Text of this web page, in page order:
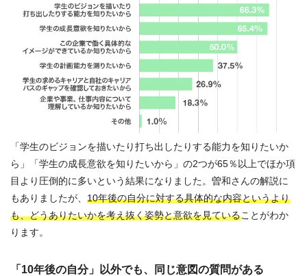
「学生のビジョンを描いたり打ち出したりする能力を知りたいか
ら」「学生の成長意欲を知りたいから」の2つが65％以上でほか項
目より圧倒的に多いという結果になりました。曽和さんの解説に
もありましたが、 10年後の自分に対する具体的な内容というより
も、どうありたいかを考え抜く姿勢と意欲を見ていることがわか
ります。
「10年後の自分」以外でも、同じ意図の質問がある